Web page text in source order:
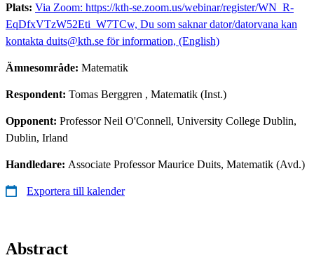
Plats: Via Zoom: https://kth-se.zoom.us/webinar/register/WN_R-
EqDfxVTzW52Eti_W7TCw, Du som saknar dator/datorvana kan
kontakta duits@kth.se för information, (English)
Ämnesområde: Matematik
Respondent: Tomas Berggren , Matematik (Inst.)
Opponent: Professor Neil O'Connell, University College Dublin,
Dublin, Irland
Handledare: Associate Professor Maurice Duits, Matematik (Avd.)
Exportera till kalender
Abstract